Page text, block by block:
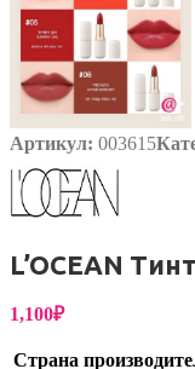
Артикул: 003615
L’OCEAN
1,100₽
Страна